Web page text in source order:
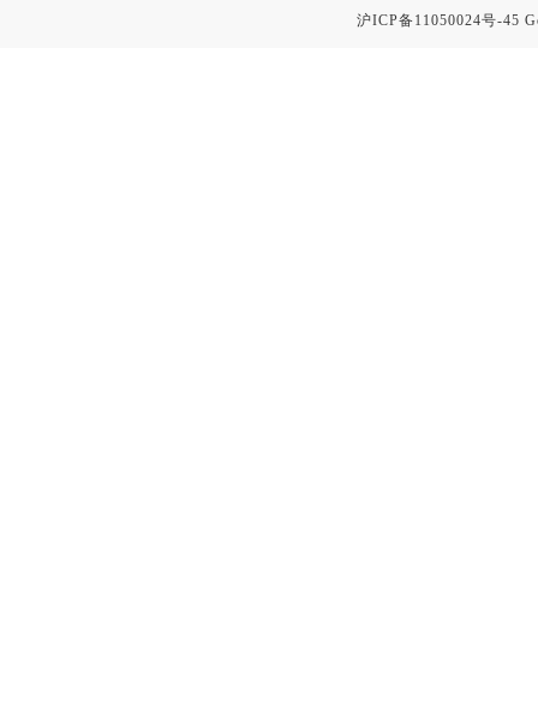
沪ICP备11050024号-45